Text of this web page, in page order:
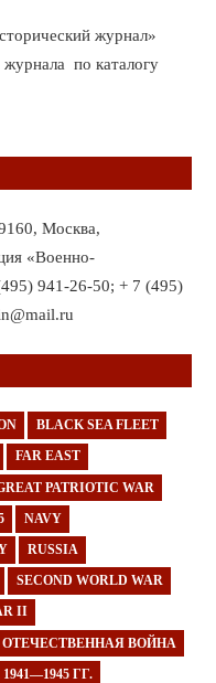
журнал»
по каталогу
Москва,
«Военно-
941-26-50; + 7 (495)
BLACK SEA FLEET
FAR EAST
PATRIOTIC WAR
NAVY
RUSSIA
SECOND WORLD WAR
II
ВОЙНА
ГГ.